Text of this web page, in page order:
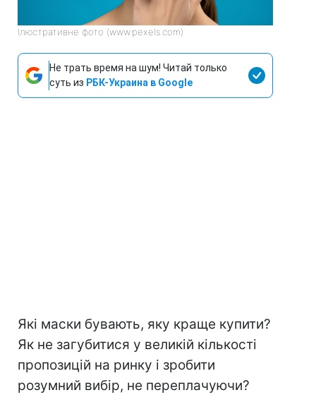
Ілюстративне фото (www.pexels.com)
Не трать время на шум! Читай только
суть из РБК-Украина в Google
Які маски бувають, яку краще купити?
Як не загубитися у великій кількості
пропозицій на ринку і зробити
розумний вибір, не переплачуючи?